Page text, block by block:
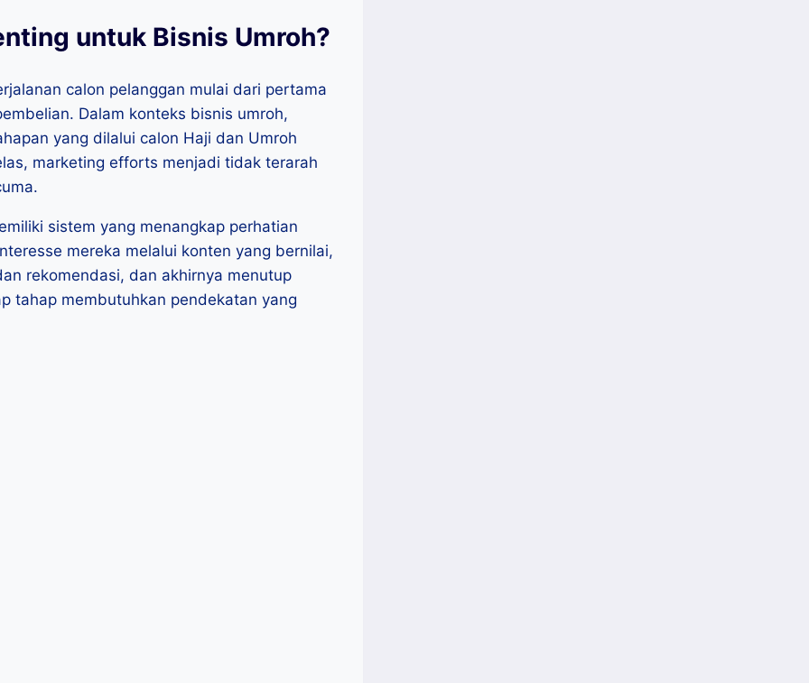
untuk Bisnis Umroh?
calon pelanggan mulai dari pertama
Dalam konteks bisnis umroh,
yang dilalui calon Haji dan Umroh
marketing efforts menjadi tidak terarah
sistem yang menangkap perhatian
mereka melalui konten yang bernilai,
rekomendasi, dan akhirnya menutup
tahap membutuhkan pendekatan yang